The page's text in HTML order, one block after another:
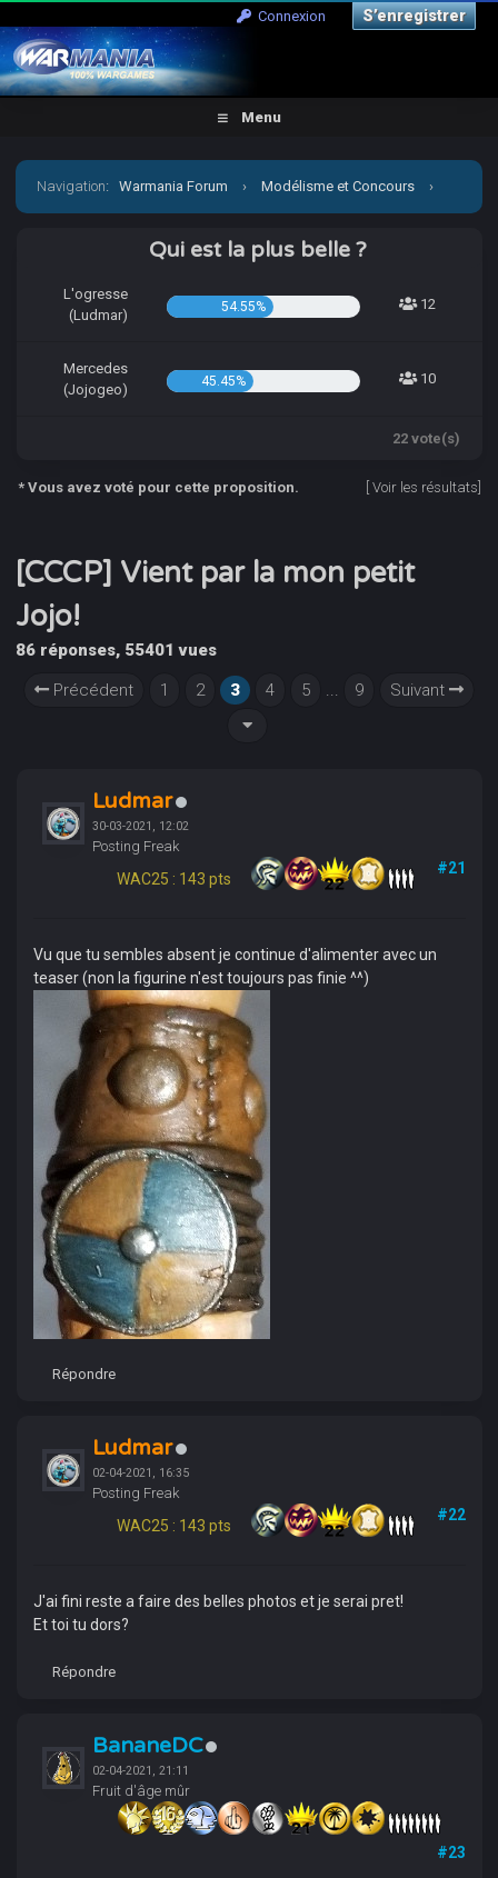
Connexion S’enregistrer
Menu
Navigation:Warmania Forum › Modélisme et Concours ›
› [CCCP] Vient par la mon petit Jojo!
Qui est la plus belle ?
L'ogresse
(Ludmar)
54.55% 12
Mercedes
(Jojogeo)
45.45% 10
22 vote(s)
* Vous avez voté pour cette proposition. Voir les résultats
[CCCP] Vient par la mon petit
Jojo!
86 réponses, 55401 vues
Précédent
1 2 3 4 5 ... 9 Suivant
Ludmar
30-03-2021, 12:02
Posting Freak
WAC25 : 143 pts
#21
Vu que tu sembles absent je continue d'alimenter avec un
teaser (non la figurine n'est toujours pas finie ^^)
Répondre
Ludmar
02-04-2021, 16:35
Posting Freak
WAC25 : 143 pts
#22
J'ai fini reste a faire des belles photos et je serai pret!
Et toi tu dors?
Répondre
BananeDC
02-04-2021, 21:11
Fruit d'âge mûr
#23